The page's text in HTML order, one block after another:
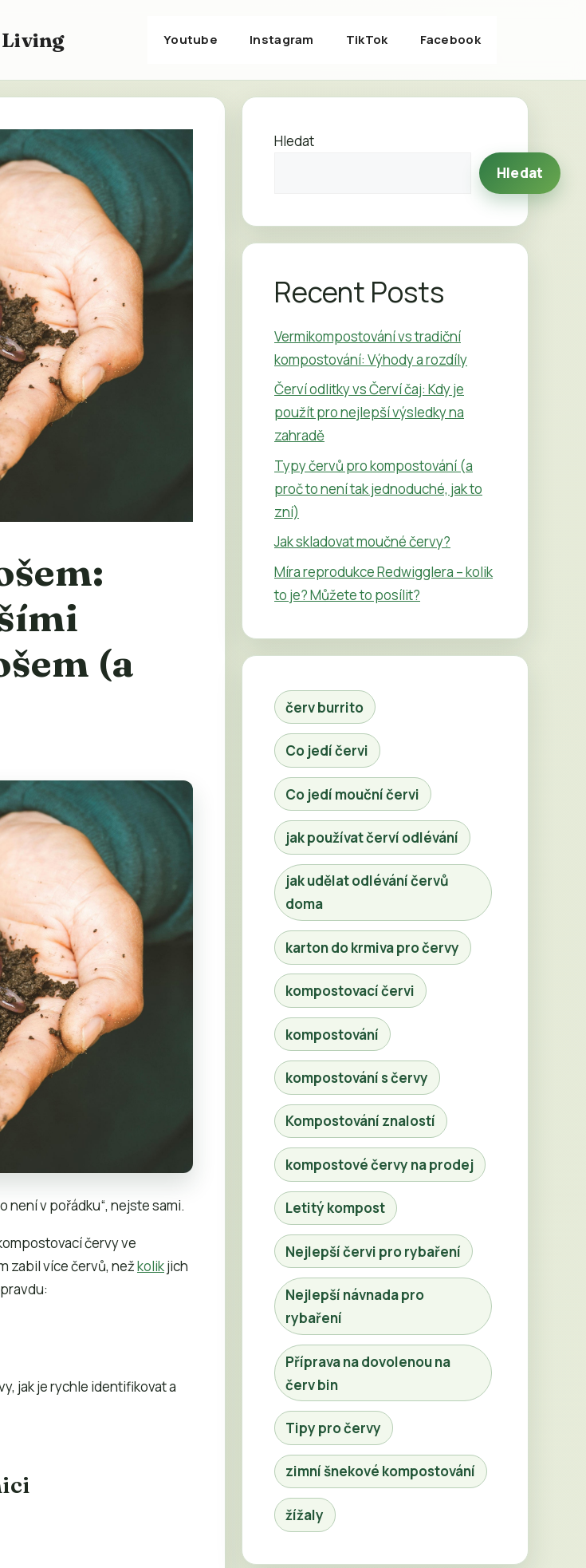
Youtube Instagram TikTok Facebook
(a
není v pořádku“, nejste sami.
červy ve
zabil více červů, nežkolikjich
jak je rychle identifikovat a
Hledat
Hledat
Recent Posts
Vermikompostování vs tradiční
kompostování: Výhody a rozdíly
Červí odlitky vs Červí čaj: Kdy je
použít pro nejlepší výsledky na
zahradě
Typy červů pro kompostování (a
proč to není tak jednoduché, jak to
zní)
Jak skladovat moučné červy?
Míra reprodukce Redwigglera – kolik
to je? Můžete to posílit?
červ burrito
Co jedí červi
Co jedí mouční červi
jak používat červí odlévání
jak udělat odlévání červů
doma
karton do krmiva pro červy
kompostovací červi
kompostování
kompostování s červy
Kompostování znalostí
kompostové červy na prodej
Letitý kompost
Nejlepší červi pro rybaření
Nejlepší návnada pro
rybaření
Příprava na dovolenou na
červ bin
Tipy pro červy
zimní šnekové kompostování
žížaly